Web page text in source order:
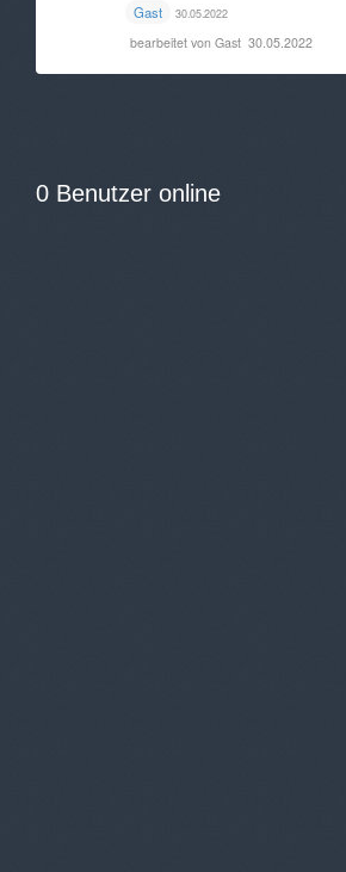
Gast 30.05.2022
bearbeitet von Gast 30.05.2022
0 Benutzer online